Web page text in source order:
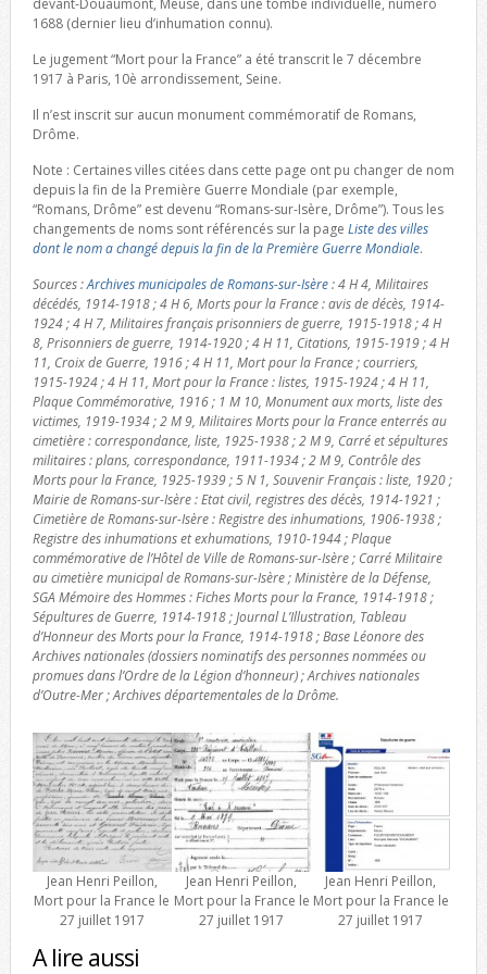
devant-Douaumont, Meuse, dans une tombe individuelle, numéro
1688 (dernier lieu d’inhumation connu).
Le jugement “Mort pour la France” a été transcrit le 7 décembre
1917 à Paris, 10è arrondissement, Seine.
Il n’est inscrit sur aucun monument commémoratif de Romans,
Drôme.
Note : Certaines villes citées dans cette page ont pu changer de nom
depuis la fin de la Première Guerre Mondiale (par exemple,
“Romans, Drôme” est devenu “Romans-sur-Isère, Drôme”). Tous les
changements de noms sont référencés sur la page Liste des villes
dont le nom a changé depuis la fin de la Première Guerre Mondiale.
Sources :Archives municipales de Romans-sur-Isère: 4 H 4, Militaires
décédés, 1914-1918 ; 4 H 6, Morts pour la France : avis de décès, 1914-
1924 ; 4 H 7, Militaires français prisonniers de guerre, 1915-1918 ; 4 H
8, Prisonniers de guerre, 1914-1920 ; 4 H 11, Citations, 1915-1919 ; 4 H
11, Croix de Guerre, 1916 ; 4 H 11, Mort pour la France ; courriers,
1915-1924 ; 4 H 11, Mort pour la France : listes, 1915-1924 ; 4 H 11,
Plaque Commémorative, 1916 ; 1 M 10, Monument aux morts, liste des
victimes, 1919-1934 ; 2 M 9, Militaires Morts pour la France enterrés au
cimetière : correspondance, liste, 1925-1938 ; 2 M 9, Carré et sépultures
militaires : plans, correspondance, 1911-1934 ; 2 M 9, Contrôle des
Morts pour la France, 1925-1939 ; 5 N 1, Souvenir Français : liste, 1920 ;
Mairie de Romans-sur-Isère : Etat civil, registres des décès, 1914-1921 ;
Cimetière de Romans-sur-Isère : Registre des inhumations, 1906-1938 ;
Registre des inhumations et exhumations, 1910-1944 ; Plaque
commémorative de l’Hôtel de Ville de Romans-sur-Isère ; Carré Militaire
au cimetière municipal de Romans-sur-Isère ; Ministère de la Défense,
SGA Mémoire des Hommes : Fiches Morts pour la France, 1914-1918 ;
Sépultures de Guerre, 1914-1918 ; Journal L’Illustration, Tableau
d’Honneur des Morts pour la France, 1914-1918 ; Base Léonore des
Archives nationales (dossiers nominatifs des personnes nommées ou
promues dans l’Ordre de la Légion d’honneur) ; Archives nationales
d’Outre-Mer ; Archives départementales de la Drôme.
Jean Henri Peillon,
Mort pour la France le
27 juillet 1917
Jean Henri Peillon,
Mort pour la France le
27 juillet 1917
Jean Henri Peillon,
Mort pour la France le
27 juillet 1917
A lire aussi